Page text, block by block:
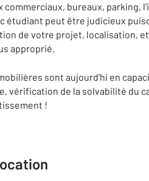
bureaux, parking,
étudiant peut être judicieux
de votre projet, localisation,
approprié.
sont aujourd'hi en
vérification de la solvabilité du
!